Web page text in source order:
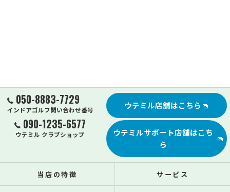
050-8883-7729
インドアゴルフ問い合わせ番号
090-1235-6577
ウテミル クラブショップ
ウテミル店舗はこちら
ウテミルサポート店舗はこち
ら
当店の特徴 サービス